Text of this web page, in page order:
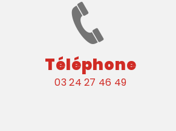
Téléphone
03 24 27 46 49